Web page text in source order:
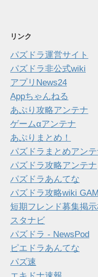
リンク
パズドラ運営サイト
パズドラ非公式wiki
アプリNews24
Appちゃんねる
あぷり攻略アンテナ
ゲームαアンテナ
あぷりまとめ！
パズドラまとめアン
パズドラ攻略アンテナ
パズドラあんてな
パズドラ攻略wiki
短期フレンド募集掲示
スタナビ
パズドラ - NewsPod
ピエドラあんてな
パズ速